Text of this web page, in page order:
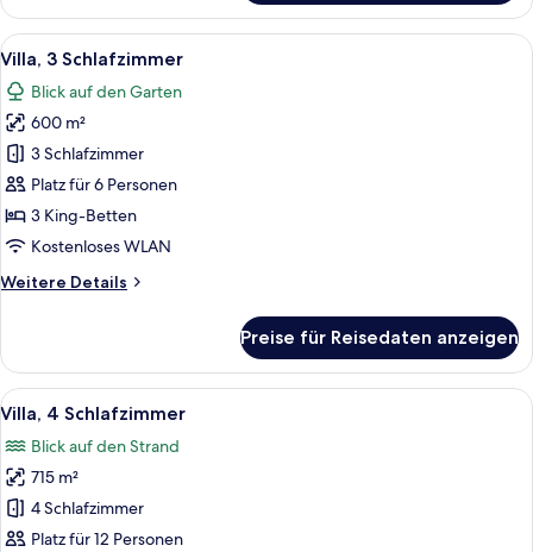
Zimmer,
1 King-
Bett
Alle
Fotos
für
Villa,
3 Schlafzimmer
anzeigen
Ein geräumiges Wohnzimmer mit
9
Villa, 3 Schlafzimmer
Blick auf den Garten
600 m²
3 Schlafzimmer
Platz für 6 Personen
3 King-Betten
Kostenloses WLAN
Weitere Details
Weitere
3 Schlafzimmer
Preise für Reisedaten anzeigen
Alle
Fotos
für
Villa,
4 Schlafzimmer
anzeigen
Ein Gebäude mit mehreren
13
Villa, 4 Schlafzimmer
Blick auf den Strand
715 m²
4 Schlafzimmer
Platz für 12 Personen